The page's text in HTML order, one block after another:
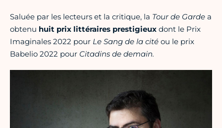
Saluée par les lecteurs et la critique, la Tour de Garde a
obtenu huit prix littéraires prestigieux dont le Prix
Imaginales 2022 pour Le Sang de la cité ou le prix
Babelio 2022 pour Citadins de demain.